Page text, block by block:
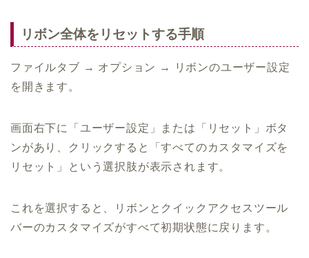
リボン全体をリセットする手順
ファイルタブ → オプション → リボンのユーザー設定
を開きます。
画面右下に「ユーザー設定」または「リセット」ボタ
ンがあり、クリックすると「すべてのカスタマイズを
リセット」という選択肢が表示されます。
これを選択すると、リボンとクイックアクセスツール
バーのカスタマイズがすべて初期状態に戻ります。